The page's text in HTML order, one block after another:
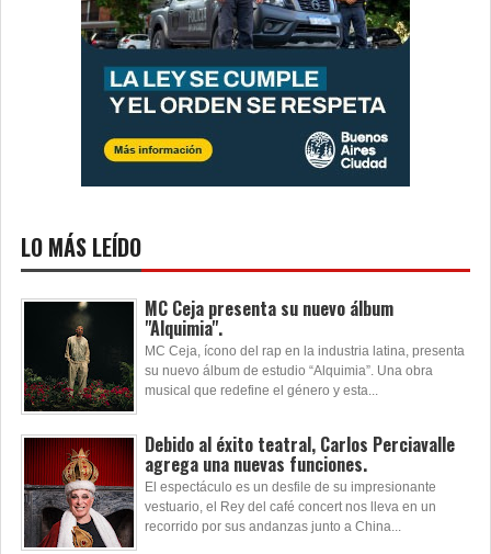
LO MÁS LEÍDO
MC Ceja presenta su nuevo álbum
"Alquimia".
MC Ceja, ícono del rap en la industria latina, presenta
su nuevo álbum de estudio “Alquimia”. Una obra
musical que redefine el género y esta...
Debido al éxito teatral, Carlos Perciavalle
agrega una nuevas funciones.
El espectáculo es un desfile de su impresionante
vestuario, el Rey del café concert nos lleva en un
recorrido por sus andanzas junto a China...